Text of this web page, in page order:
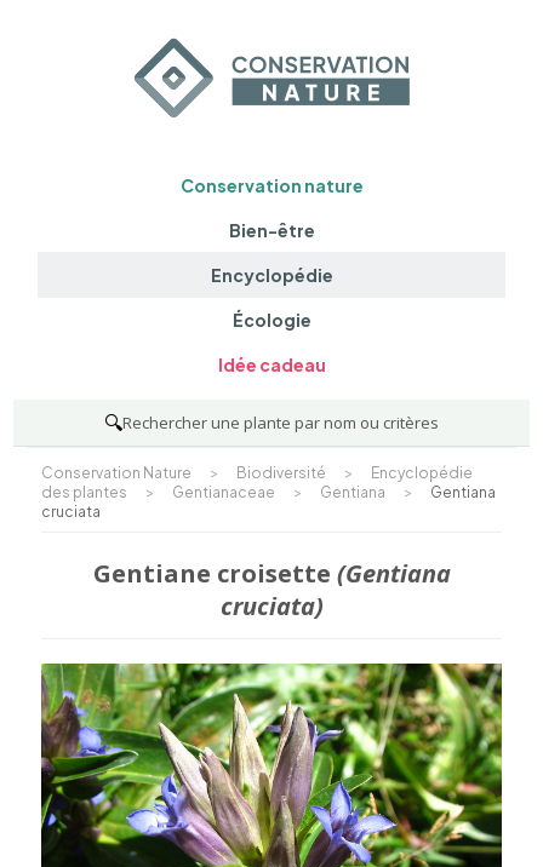
Conservation nature
Bien-être
Encyclopédie
Écologie
Idée cadeau
🔍Rechercher une plante par nom ou critères
Conservation Nature > Biodiversité >
Encyclopédie
des plantes
> Gentianaceae > Gentiana >
Gentiana
cruciata
Gentiane croisette (Gentiana
cruciata)